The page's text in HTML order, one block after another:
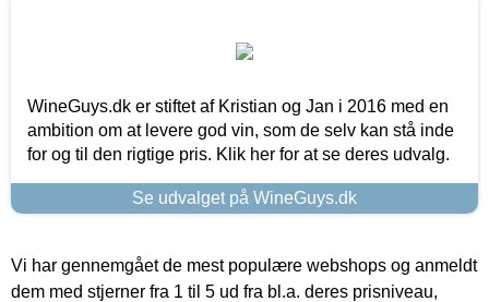
WineGuys.dk er stiftet af Kristian og Jan i 2016 med en
ambition om at levere god vin, som de selv kan stå inde
for og til den rigtige pris. Klik her for at se deres udvalg.
Se udvalget på WineGuys.dk
Vi har gennemgået de mest populære webshops og anmeldt
dem med stjerner fra 1 til 5 ud fra bl.a. deres prisniveau,